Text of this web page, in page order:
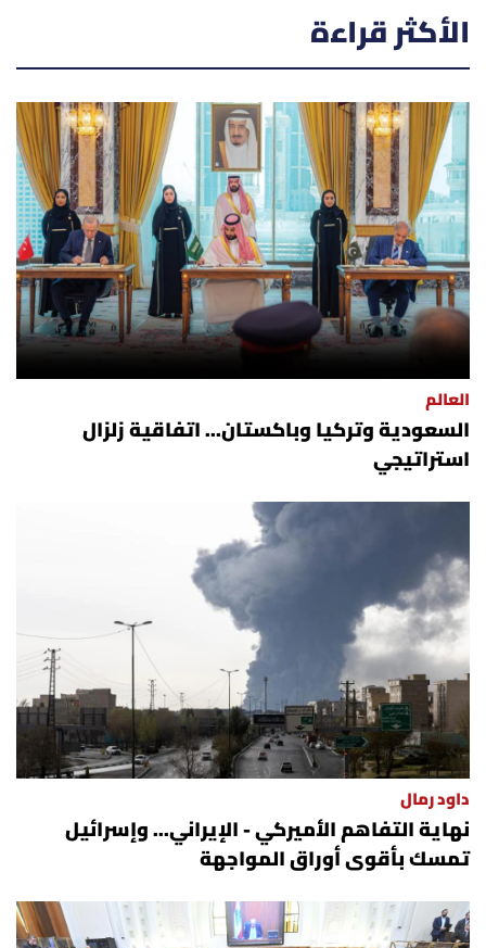
الأكثر قراءة
العالم
السعودية وتركيا وباكستان... اتفاقية زلزال
استراتيجي
داود رمال
نهاية التفاهم الأميركي - الإيراني... وإسرائيل
تمسك بأقوى أوراق المواجهة